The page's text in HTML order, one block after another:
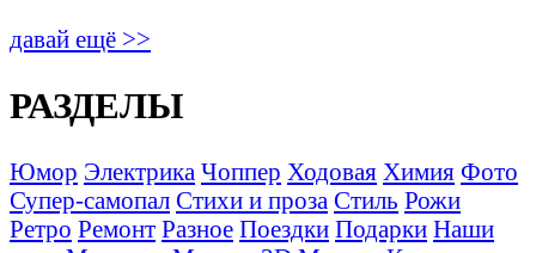
давай ещё >>
РАЗДЕЛЫ
Юмор Электрика Чоппер Ходовая Химия Фото
Супер-самопал Стихи и проза Стиль Рожи
Ретро Ремонт Разное Поездки Подарки Наши